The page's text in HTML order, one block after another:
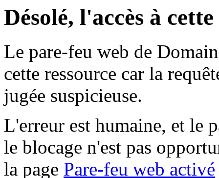
Désolé, l'accès à
Le pare-feu web de
cette ressource car la
jugée suspicieuse.
L'erreur est humaine, et le
le blocage n'est pas
la page Pare-feu web activé